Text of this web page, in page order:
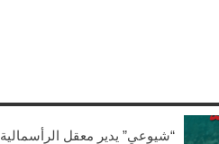
“شيوعي” يدير معقل الرأسمالية